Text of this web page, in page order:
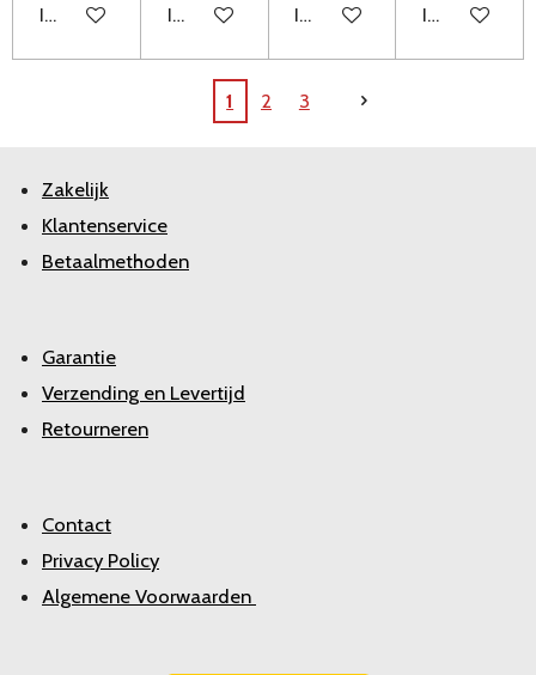
In winkelwagenIn winkelwagenIn winkelwagenIn
1 2 3
Zakelijk
Klantenservice
Betaalmethoden
Garantie
Verzending en Levertijd
Retourneren
Contact
Privacy Policy
Algemene Voorwaarden